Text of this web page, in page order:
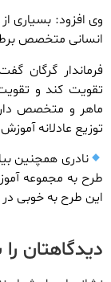
وی افزود: بسیاری
انسانی متخصص
فرماندار
تقویت کند و
ماهر و متخصص
توزیع عادلانه
نادری همچنین
طرح به مجموعه
این طرح به خوبی در
دیدگاهتان